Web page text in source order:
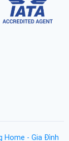
Home - Gia Đình